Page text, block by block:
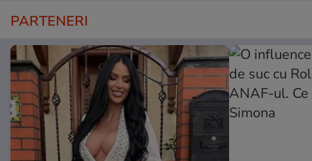
PARTENERI